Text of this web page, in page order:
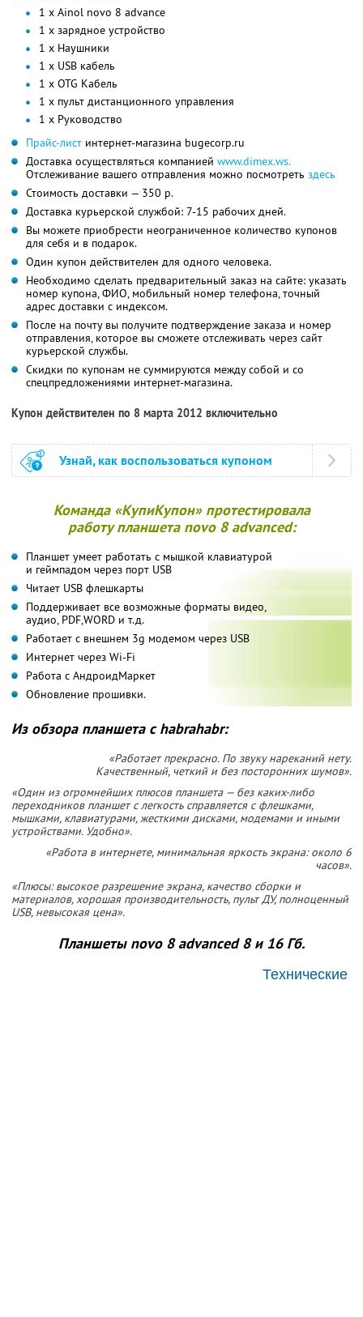
1 х Ainol novo 8 advance
1 х зарядное устройство
1 х Наушники
1 х USB кабель
1 х OTG Кабель
1 х пульт дистанционного управления
1 х Руководство
Прайс-лист интернет-магазина bugecorp.ru
Доставка осуществляться компанией www.dimex.ws.
Отслеживание вашего отправления можно посмотреть здесь
Стоимость доставки — 350 р.
Доставка курьерской службой: 7-15 рабочих дней.
Вы можете приобрести неограниченное количество купонов
для себя и в подарок.
Один купон действителен для одного человека.
Необходимо сделать предварительный заказ на сайте: указать
номер купона, ФИО, мобильный номер телефона, точный
адрес доставки с индексом.
После на почту вы получите подтверждение заказа и номер
отправления, которое вы сможете отслеживать через сайт
курьерской службы.
Скидки по купонам не суммируются между собой и со
спецпредложениями интернет-магазина.
Купон действителен по 8 марта 2012 включительно
Узнай, как воспользоваться купоном
Команда «КупиКупон» протестировала
работу планшета novo 8 advanced:
Планшет умеет работать с мышкой клавиатурой
и геймпадом через порт USB
Читает USB флешкарты
Поддерживает все возможные форматы видео,
аудио, PDF,WORD и т.д.
Работает с внешнем 3g модемом через USB
Интернет через Wi-Fi
Работа с АндроидМаркет
Обновление прошивки.
Из обзора планшета с habrahabr:
«Работает прекрасно. По звуку нареканий нету.
Качественный, четкий и без посторонних шумов».
«Один из огромнейших плюсов планшета — без каких-либо
переходников планшет с легкость справляется с флешками,
мышками, клавиатурами, жесткими дисками, модемами и иными
устройствами. Удобно».
«Работа в интернете, минимальная яркость экрана: около 6
часов».
«Плюсы: высокое разрешение экрана, качество сборки и
материалов, хорошая производительность, пульт ДУ, полноценный
USB, невысокая цена».
Планшеты novo 8 advanced 8 и 16 Гб.
Технические